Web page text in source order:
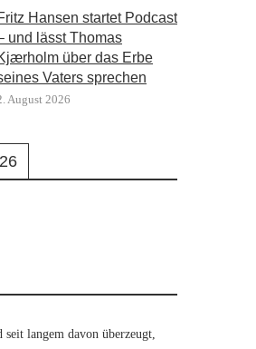
Hansen startet Podcast
und lässt Thomas
über das Erbe
Vaters sprechen
August 2026
langem davon überzeugt,